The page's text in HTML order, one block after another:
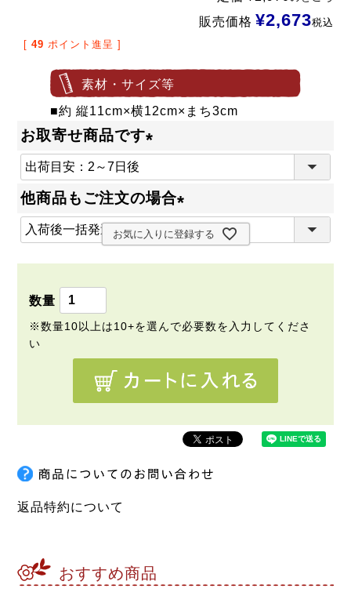
販売価格 ¥2,673税込
[ 49 ポイント進呈 ]
素材・サイズ等
■約 縦11cm×横12cm×まち3cm
お取寄せ商品です
必
)
他商品もご注文の場合
(
必
お気に入りに登録する
返品特約について
おすすめ商品